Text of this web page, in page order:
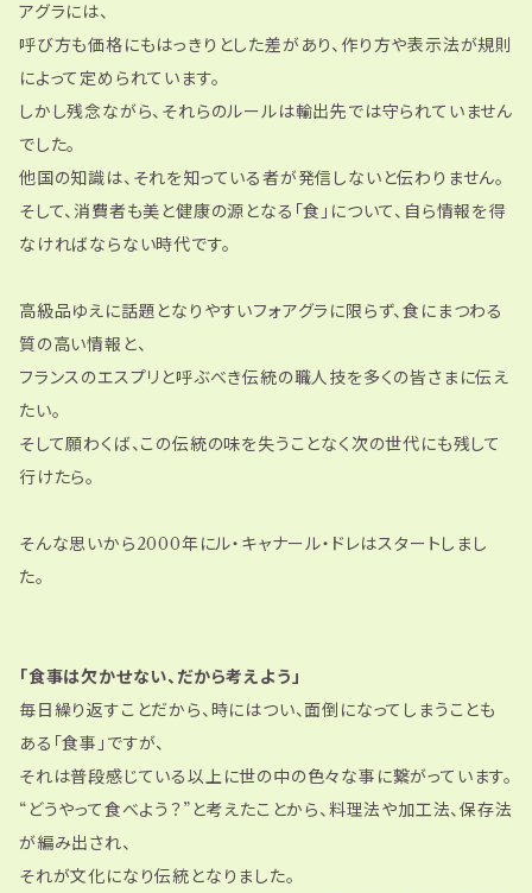
アグラには、
呼び方も価格にもはっきりとした差があり、作り方や表示法が規則
によって定められています。
しかし残念ながら、それらのルールは輸出先では守られていません
でした。
他国の知識は、それを知っている者が発信しないと伝わりません。
そして、消費者も美と健康の源となる「食」について、自ら情報を得
なければならない時代です。
高級品ゆえに話題となりやすいフォアグラに限らず、食にまつわる
質の高い情報と、
フランスのエスプリと呼ぶべき伝統の職人技を多くの皆さまに伝え
たい。
そして願わくば、この伝統の味を失うことなく次の世代にも残して
行けたら。
そんな思いから2000年にル・キャナール・ドレはスタートしまし
た。
「食事は欠かせない、だから考えよう」
毎日繰り返すことだから、時にはつい、面倒になってしまうことも
ある「食事」ですが、
それは普段感じている以上に世の中の色々な事に繋がっています。
“どうやって食べよう？”と考えたことから、料理法や加工法、保存法
が編み出され、
それが文化になり伝統となりました。